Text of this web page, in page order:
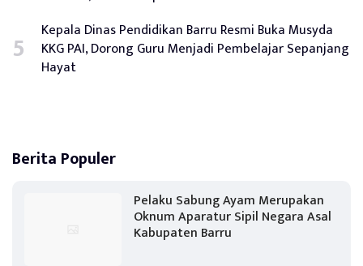
Kepala Dinas Pendidikan Barru Resmi Buka Musyda
KKG PAI, Dorong Guru Menjadi Pembelajar Sepanjang
Hayat
Berita Populer
Pelaku Sabung Ayam Merupakan
Oknum Aparatur Sipil Negara Asal
Kabupaten Barru